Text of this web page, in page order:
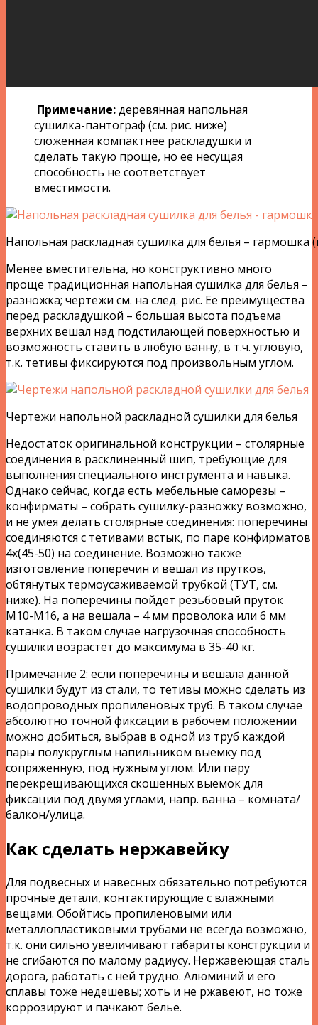
Примечание:деревянная напольная
сушилка-пантограф (см. рис. ниже)
сложенная компактнее раскладушки и
сделать такую проще, но ее несущая
способность не соответствует
вместимости.
Напольная раскладная сушилка для белья – гармошка
Менее вместительна, но конструктивно много
проще традиционная напольная сушилка для белья –
разножка; чертежи см. на след. рис. Ее преимущества
перед раскладушкой – большая высота подъема
верхних вешал над подстилающей поверхностью и
возможность ставить в любую ванну, в т.ч. угловую,
т.к. тетивы фиксируются под произвольным углом.
Чертежи напольной раскладной сушилки для белья
Недостаток оригинальной конструкции – столярные
соединения в расклиненный шип, требующие для
выполнения специального инструмента и навыка.
Однако сейчас, когда есть мебельные саморезы –
конфирматы – собрать сушилку-разножку возможно,
и не умея делать столярные соединения: поперечины
соединяются с тетивами встык, по паре конфирматов
4х(45-50) на соединение. Возможно также
изготовление поперечин и вешал из прутков,
обтянутых термоусаживаемой трубкой (ТУТ, см.
ниже). На поперечины пойдет резьбовый пруток
М10-М16, а на вешала – 4 мм проволока или 6 мм
катанка. В таком случае нагрузочная способность
сушилки возрастет до максимума в 35-40 кг.
Примечание 2: если поперечины и вешала данной
сушилки будут из стали, то тетивы можно сделать из
водопроводных пропиленовых труб. В таком случае
абсолютно точной фиксации в рабочем положении
можно добиться, выбрав в одной из труб каждой
пары полукруглым напильником выемку под
сопряженную, под нужным углом. Или пару
перекрещивающихся скошенных выемок для
фиксации под двумя углами, напр. ванна – комната/
балкон/улица.
Как сделать нержавейку
Для подвесных и навесных обязательно потребуются
прочные детали, контактирующие с влажными
вещами. Обойтись пропиленовыми или
металлопластиковыми трубами не всегда возможно,
т.к. они сильно увеличивают габариты конструкции и
не сгибаются по малому радиусу. Нержавеющая сталь
дорога, работать с ней трудно. Алюминий и его
сплавы тоже недешевы; хоть и не ржавеют, но тоже
коррозируют и пачкают белье.